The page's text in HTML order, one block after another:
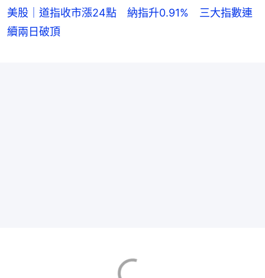
美股｜道指收市漲24點 納指升0.91% 三大指數連
續兩日破頂